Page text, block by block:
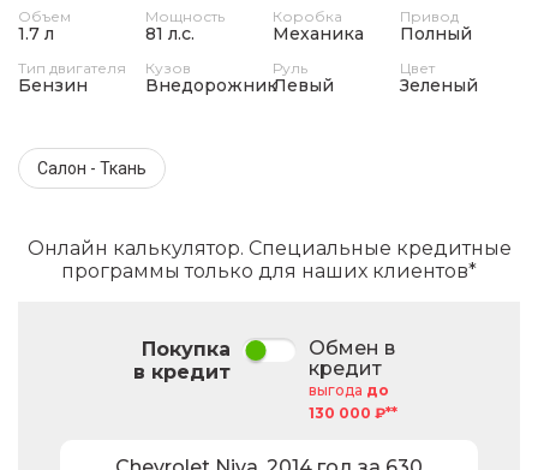
Объем
1.7 л
Мощность
81 л.с.
Коробка
Механика
Привод
Полный
Тип двигателя
Бензин
Кузов
Внедорожник
Руль
Левый
Цвет
Зеленый
Салон - Ткань
Онлайн калькулятор. Специальные кредитные
программы только для наших клиентов*
Покупка
в кредит
Обмен в
кредит
выгода до
130 000 ₽**